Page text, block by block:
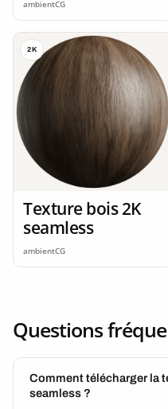
ambientCG
2K
Texture bois 2K
seamless
ambientCG
Questions
Comment télécharger la
seamless ?